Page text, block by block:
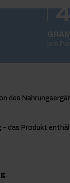
pro
des
- das Produkt
.